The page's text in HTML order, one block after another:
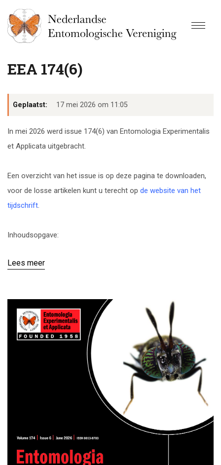
EEA 174(6)
Geplaatst: 17 mei 2026 om 11:05
In mei 2026 werd issue 174(6) van Entomologia Experimentalis
et Applicata uitgebracht.
Een overzicht van het issue is op deze pagina te downloaden,
voor de losse artikelen kunt u terecht op de website van het
tijdschrift.
Inhoudsopgave:
Lees meer